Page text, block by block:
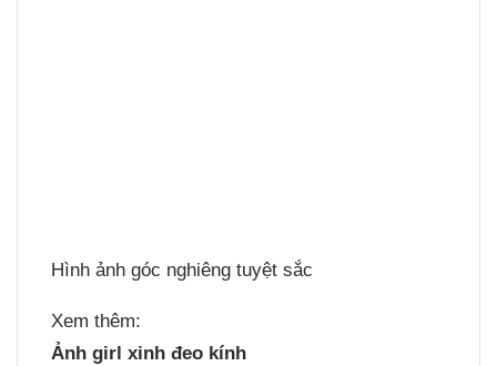
Hình ảnh góc nghiêng tuyệt sắc
Xem thêm:
Ảnh girl xinh đeo kính